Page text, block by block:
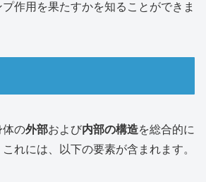
作用を果たすかを知ることができま
体の外部および内部の構造を総合的に
れには、以下の要素が含まれます。